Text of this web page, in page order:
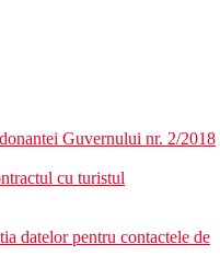
Guvernului nr. 2/2018
cu turistul
datelor pentru contactele de